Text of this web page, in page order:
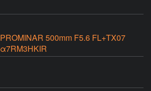
PROMINAR 500mm F5.6 FL+TX07
α7RM3HKIR